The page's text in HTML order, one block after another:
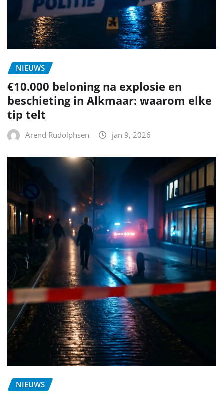
NIEUWS
€10.000 beloning na explosie en
beschieting in Alkmaar: waarom elke
tip telt
Arend Rudolphsen jan 9, 2026
NIEUWS